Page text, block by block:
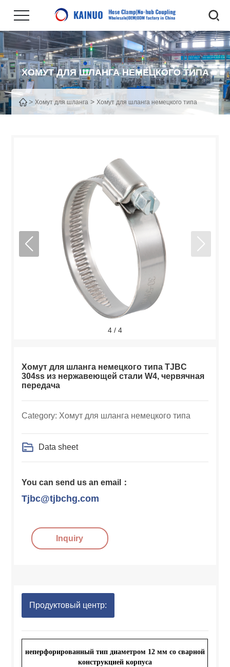
ХОМУТ ДЛЯ ШЛАНГА НЕМЕЦКОГО ТИПА
> Хомут для шланга >Хомут для шланга немецкого типа
4 / 4
Хомут для шланга немецкого типа TJBC
304ss из нержавеющей стали W4, червячная
передача
Category: Хомут для шланга немецкого типа
Data sheet
You can send us an email：
Tjbc@tjbchg.com
Inquiry
Продуктовый центр:
неперфорированный тип диаметром 12 мм со сварной
конструкцией корпуса